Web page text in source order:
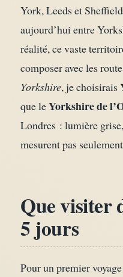
York, Leeds et
aujourd’hui entre
réalité, ce vaste
composer avec les
Yorkshire, je choisirais
que leYorkshire de
Londres : lumière
mesurent pas
Que visiter
5 jours
Pour un premier